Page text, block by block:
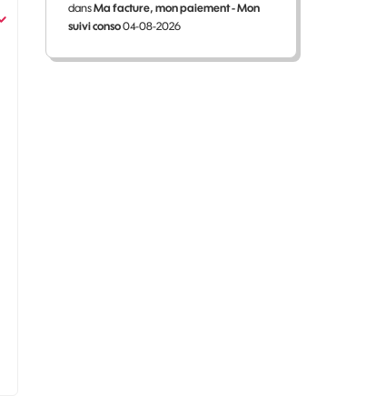
dansMa facture, mon paiement - Mon
suivi conso04-08-2026